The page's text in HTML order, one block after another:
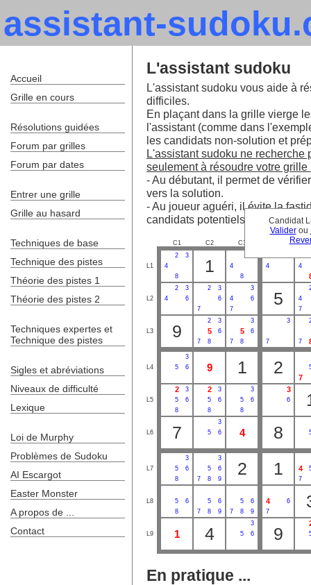
assistant-
Candidat
Validerou
L'assistant sudoku
L'assistant sudoku vous aide à
difficiles.
En plaçant dans la grille vierge
l'assistant (comme dans
les candidats non-solution et
L'assistant sudoku ne
seulement à résoudre votre grille
- Au débutant, il permet de
vers la solution.
- Au joueur aguéri, il évite la
candidats potentiels.
C1 C2 C3
L1
2
3
4
8
1
4
8
4
4
L2
2
3
4
6
2
3
6
7
3
4
6
7
5
4
7
L3 9
2 3
5
6
7
8
3
5
6
7
8
3
7 7
L4
3
5
6 9 1 2
7
L5
2
3
5
6
8
2
3
5
6
8
3
5
6
8
3
6
L6 7
3
5
6 4 8
L7
3
5
6
8
3
5
6
7
8 9
2 1 4
7
L8 5
6
8
5
6
7
8 9
5
6
7
8 9
4
6
7
L9 1 4
3
5
6 9
En pratique ...
Accueil
Grille en cours
Résolutions guidées
Forum par grilles
Forum par dates
Entrer une grille
Grille au hasard
Techniques de base
Technique des pistes
Théorie des pistes 1
Théorie des pistes 2
Techniques expertes et
Technique des pistes
Sigles et abréviations
Niveaux de difficulté
Lexique
Loi de Murphy
Problèmes de Sudoku
AI Escargot
Easter Monster
A propos de ...
Contact